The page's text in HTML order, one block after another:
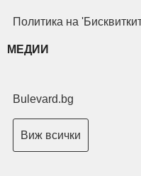
Политика на
МЕДИИ
Bulevard.bg
Виж всички